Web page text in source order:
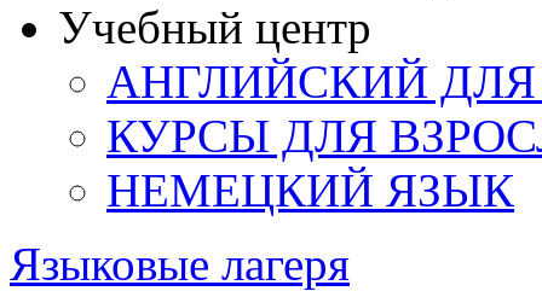
Учебный центр
АНГЛИЙСКИЙ
КУРСЫ ДЛЯ
НЕМЕЦКИЙ ЯЗЫК
Языковые лагеря